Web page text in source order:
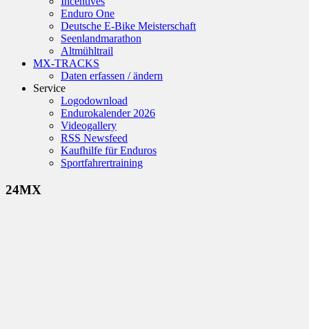
Enduro One
Deutsche E-Bike Meisterschaft
Seenlandmarathon
Altmühltrail
MX-TRACKS
Daten erfassen / ändern
Service
Logodownload
Endurokalender 2026
Videogallery
RSS Newsfeed
Kaufhilfe für Enduros
Sportfahrertraining
24MX